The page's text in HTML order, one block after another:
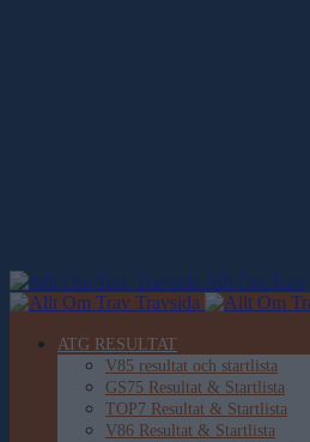
Allt Om Trav
ATG RESULTAT
V85 resultat och startlista
GS75 Resultat & Startlista
TOP7 Resultat & Startlista
V86 Resultat & Startlista